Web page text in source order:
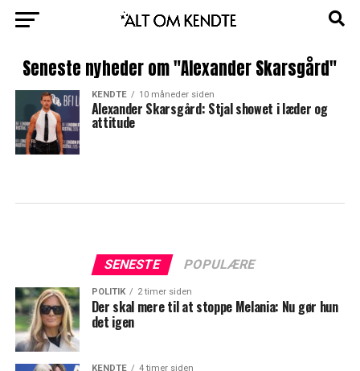
Seneste nyheder om "Alexander Skarsgård"
KENDTE 10 måneder siden
Alexander Skarsgård: Stjal showet i læder og
attitude
SENESTE POPULÆRE
POLITIK 2 timer siden
Der skal mere til at stoppe Melania: Nu gør hun
det igen
KENDTE 4 timer siden